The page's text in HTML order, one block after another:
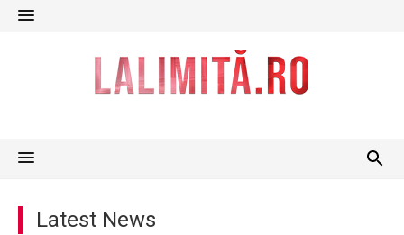
Skip
Latest News